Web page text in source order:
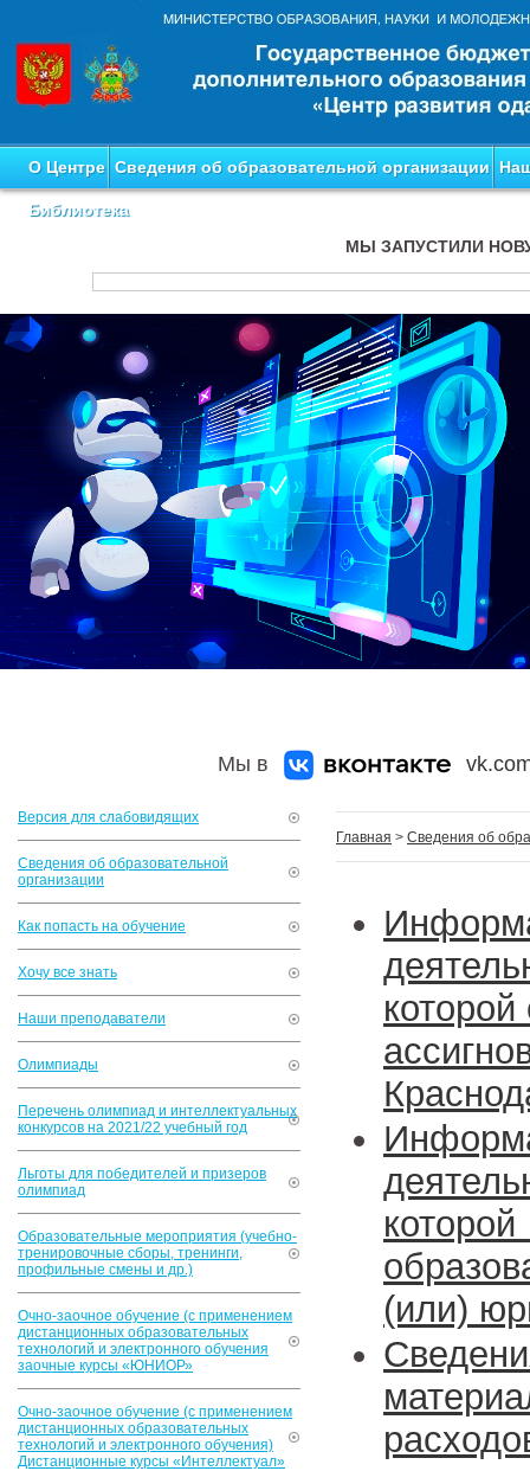
О Центре Сведения об образовательной организации
Библиотека
МЫ ЗАПУСТИЛИ
Мы в
Версия для слабовидящих
Сведения об образовательной
организации
Как попасть на обучение
Хочу все знать
Наши преподаватели
Олимпиады
Перечень олимпиад и интеллектуальных
конкурсов на 2021/22 учебный год
Льготы для победителей и призеров
олимпиад
Образовательные мероприятия (учебно-
тренировочные сборы, тренинги,
профильные смены и др.)
Очно-заочное обучение (с применением
дистанционных образовательных
технологий и электронного обучения
заочные курсы «ЮНИОР»
Очно-заочное обучение (с применением
дистанционных образовательных
технологий и электронного обучения)
Дистанционные курсы «Интеллектуал»
Главная > Сведения об
(или)